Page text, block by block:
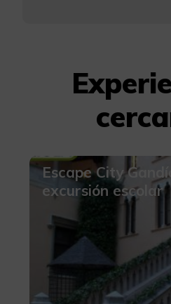
Escape City
excursión escolar